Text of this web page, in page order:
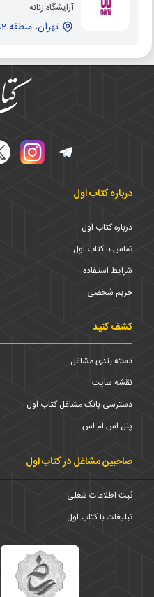
آرایشگاه زنانه
تهران، منطقه 2، محله تهران ویلا، ستارخان
درباره کتاب اول
درباره کتاب اول
تماس با کتاب اول
شرایط استفاده
حریم شخضی
کشف کنید
دسته بندی مشاغل
نقشه سایت
دسترسی بانک مشاغل کتاب اول
پنل اس ام اس
صاحبین مشاغل در کتاب اول
ثبت اطلاعات شغلی
تبلیغات با کتاب اول